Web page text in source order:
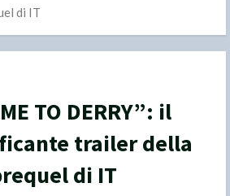
di IT
TO DERRY”: il
trailer della
di IT